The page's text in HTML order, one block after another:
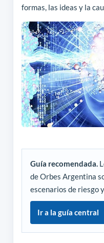
formas, las ideas y la
Guía recomendada.
de Orbes Argentina
escenarios de riesgo
Ir a la guía central